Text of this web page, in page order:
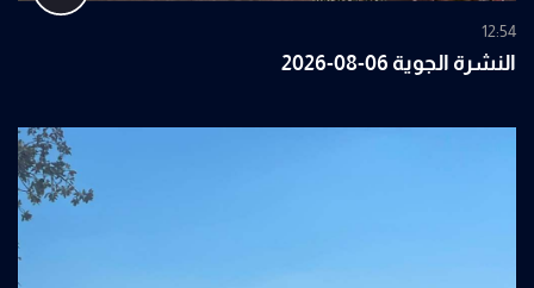
12:54
النشرة الجوية 06-08-2026